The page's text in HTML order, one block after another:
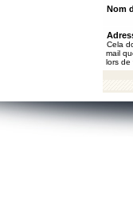
Nom
Cela
mail
lors de